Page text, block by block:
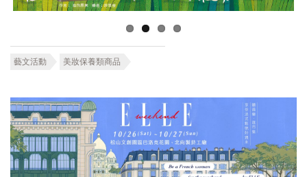
藝文活動 美妝保養類商品